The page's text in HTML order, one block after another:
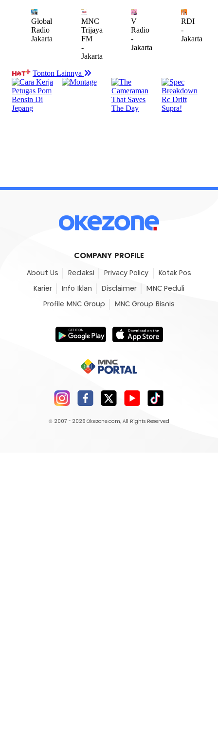
COMPANY PROFILE
About Us Redaksi Privacy Policy Kotak Pos
Karier Info Iklan Disclaimer MNC Peduli
Profile MNC Group MNC Group Bisnis
© 2007 - 2026 Okezone.com, All Rights Reserved